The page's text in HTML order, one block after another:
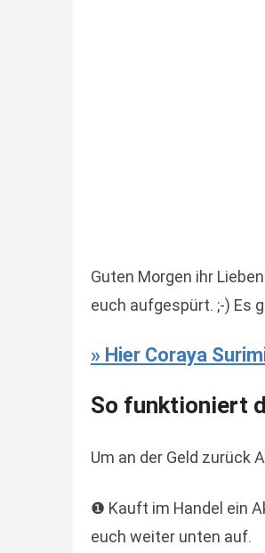
Guten Morgen ihr
euch aufgespürt. ;-) Es
» Hier Coraya
So funktioniert
Um an der Geld zurück
❶ Kauft im Handel ein
euch weiter unten auf.